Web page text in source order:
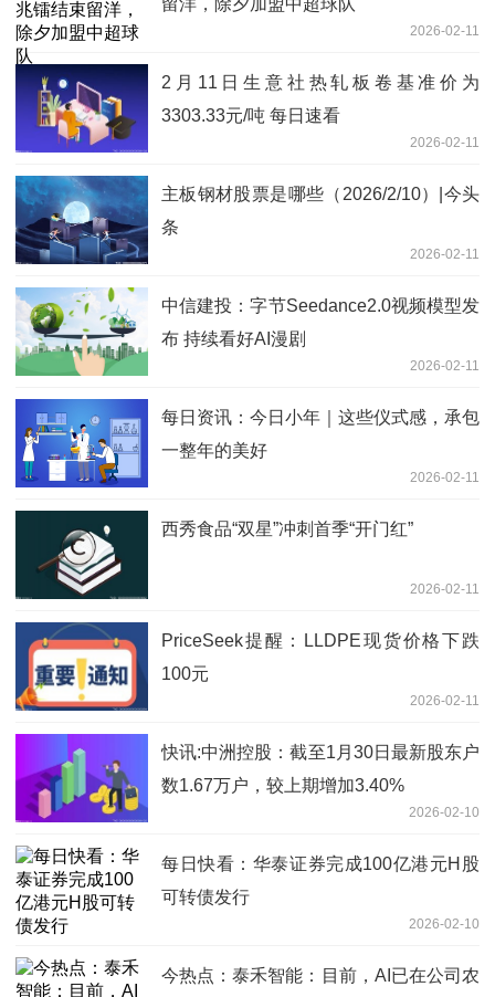
留洋，除夕加盟中超球队
2026-02-11
2月11日生意社热轧板卷基准价为
3303.33元/吨 每日速看
2026-02-11
主板钢材股票是哪些（2026/2/10）|今头
条
2026-02-11
中信建投：字节Seedance2.0视频模型发
布 持续看好AI漫剧
2026-02-11
每日资讯：今日小年｜这些仪式感，承包
一整年的美好
2026-02-11
西秀食品“双星”冲刺首季“开门红”
2026-02-11
PriceSeek提醒：LLDPE现货价格下跌
100元
2026-02-11
快讯:中洲控股：截至1月30日最新股东户
数1.67万户，较上期增加3.40%
2026-02-10
每日快看：华泰证券完成100亿港元H股
可转债发行
2026-02-10
今热点：泰禾智能：目前，AI已在公司农